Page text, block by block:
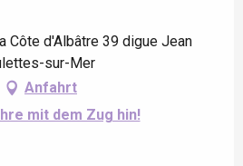
Côte d'Albâtre 39 digue Jean
sur-Mer
Anfahrt
mit dem Zug hin!